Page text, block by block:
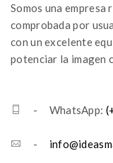
Somos una
comprobada por
con un excelente
potenciar la imagen
- WhatsApp:
-